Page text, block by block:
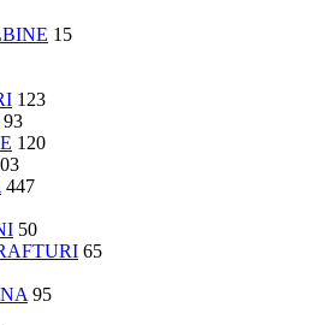
15
123
93
120
447
50
65
95